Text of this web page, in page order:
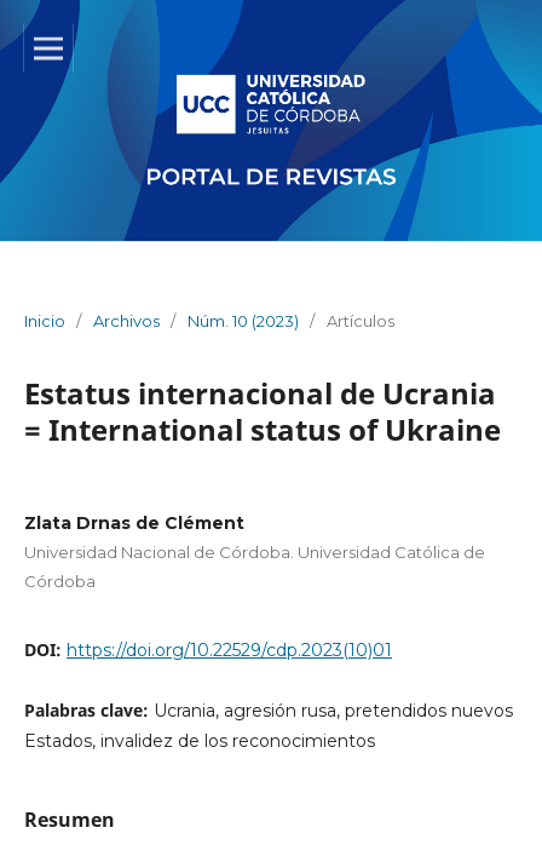
Inicio / Archivos / Núm. 10 (2023) / Artículos
Estatus internacional de Ucrania
= International status of Ukraine
Zlata Drnas de Clément
Universidad Nacional de Córdoba. Universidad Católica de
Córdoba
DOI: https://doi.org/10.22529/cdp.2023(10)01
Palabras clave: Ucrania, agresión rusa, pretendidos nuevos
Estados, invalidez de los reconocimientos
Resumen